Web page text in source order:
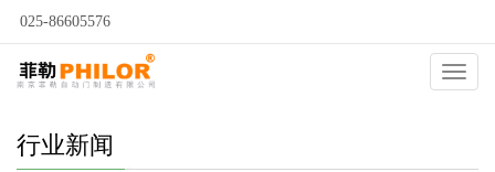
025-86605576
自动门
行业新闻